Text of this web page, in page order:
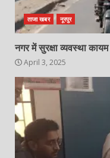
ताजा खबर नूरपुर
नगर में सुरक्षा व्यवस्था
April 3, 2025